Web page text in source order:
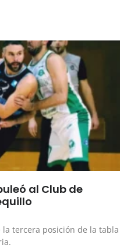
al Club de
la tercera posición de la tabla